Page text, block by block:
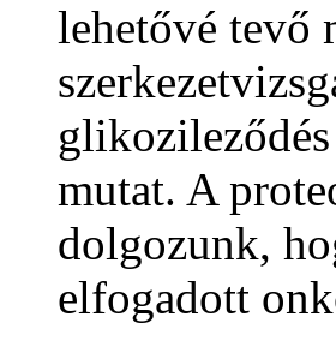
lehetővé tevő
mutat. A
dolgozunk,
elfogadott